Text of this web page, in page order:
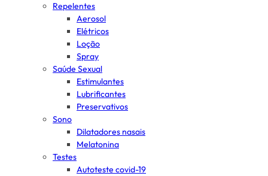
Repelentes
Aerosol
Elétricos
Loção
Spray
Saúde Sexual
Estimulantes
Lubrificantes
Preservativos
Sono
Dilatadores nasais
Melatonina
Testes
Autoteste covid-19